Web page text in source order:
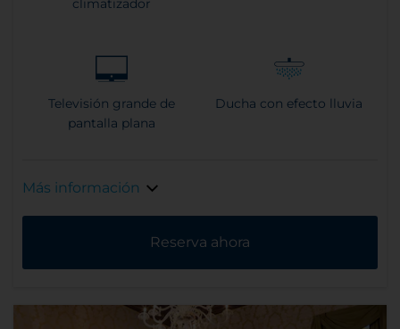
Televisión grande de
pantalla plana
Ducha con efecto lluvia
Más información
Reserva ahora